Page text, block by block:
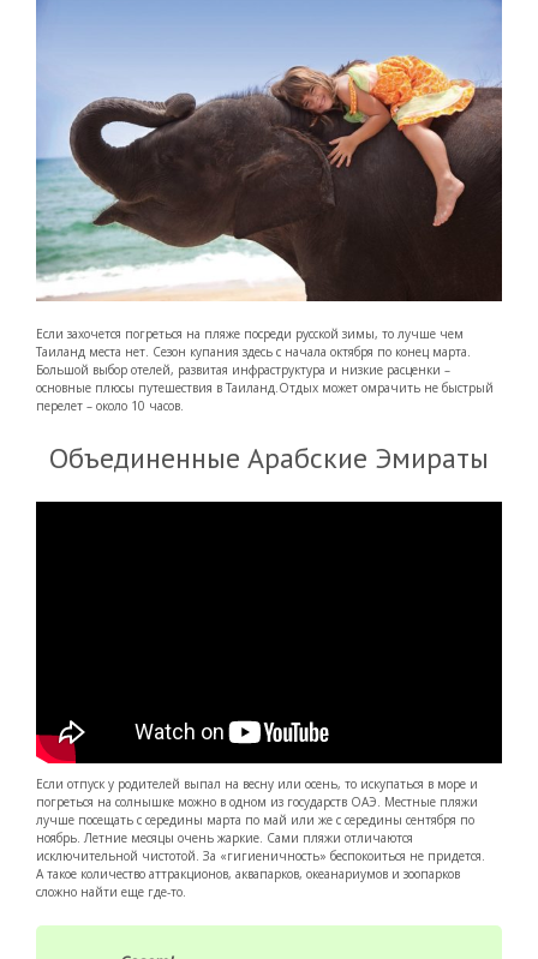
Если захочется погреться на пляже посреди русской зимы, то лучше чем
Таиланд места нет. Сезон купания здесь с начала октября по конец марта.
Большой выбор отелей, развитая инфраструктура и низкие расценки –
основные плюсы путешествия в Таиланд.Отдых может омрачить не быстрый
перелет – около 10 часов.
Объединенные Арабские Эмираты
Если отпуск у родителей выпал на весну или осень, то искупаться в море и
погреться на солнышке можно в одном из государств ОАЭ. Местные пляжи
лучше посещать с середины марта по май или же с середины сентября по
ноябрь. Летние месяцы очень жаркие. Сами пляжи отличаются
исключительной чистотой. За «гигиеничность» беспокоиться не придется.
А такое количество аттракционов, аквапарков, океанариумов и зоопарков
сложно найти еще где-то.